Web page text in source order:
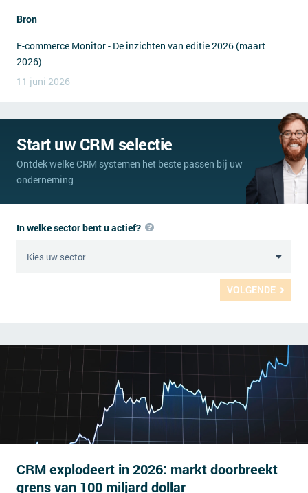
Bron
E-commerce Monitor - De inzichten van editie 2026 (maart
2026)
11 juni 2026
Start uw CRM selectie
Ontdek welke CRM systemen het beste passen bij uw
onderneming
VOLGENDE
In welke sector bent u actief?
CRM explodeert in 2026: markt doorbreekt
grens van 100 miljard dollar